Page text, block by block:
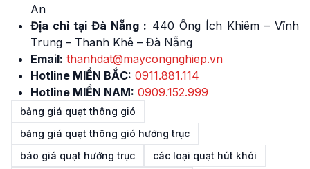
An
Địa chỉ tại Đà Nẵng : 440 Ông Ích Khiêm – Vĩnh
Trung – Thanh Khê – Đà Nẵng
Email: thanhdat@maycongnghiep.vn
Hotline MIỀN BẮC: 0911.881.114
Hotline MIỀN NAM: 0909.152.999
bảng giá quạt thông gió
bảng giá quạt thông gió hướng trục
báo giá quạt hướng trục
các loại quạt hút khói